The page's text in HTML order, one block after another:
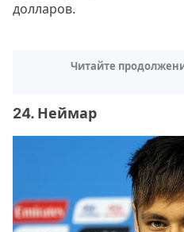
долларов.
Читайте
24. Неймар